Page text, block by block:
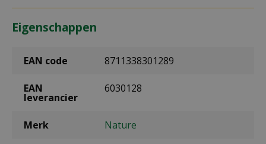
Eigenschappen
EAN code 8711338301289
EAN
leverancier
6030128
Merk Nature